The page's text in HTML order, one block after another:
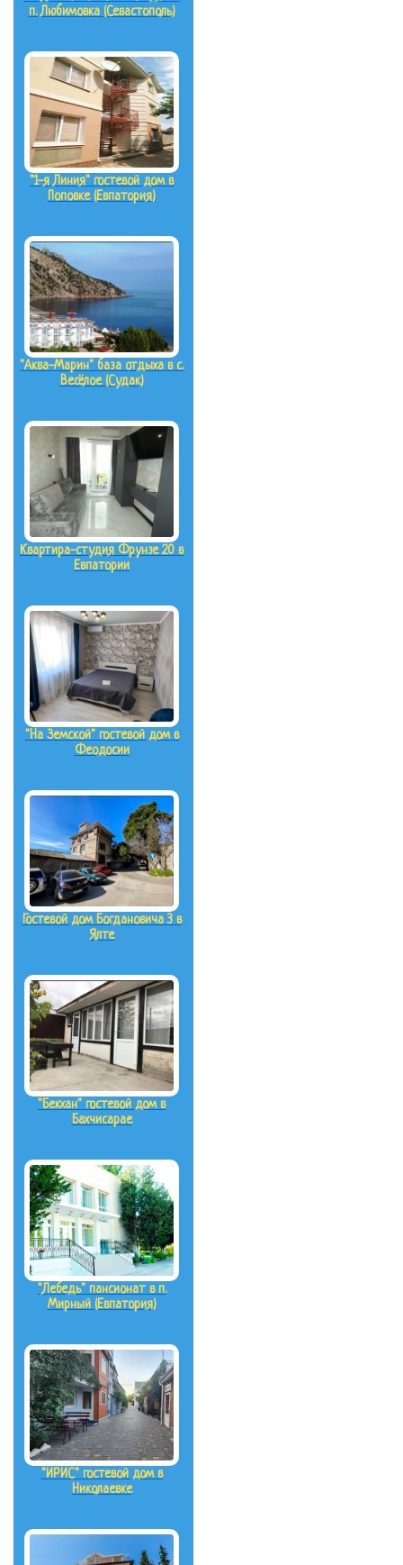
п. Любимовка (Севастополь)
"1-я Линия" гостевой дом в
Поповке (Евпатория)
"Аква-Марин" база отдыха в с.
Весёлое (Судак)
Квартира-студия Фрунзе 20 в
Евпатории
"На Земской" гостевой дом в
Феодосии
Гостевой дом Богдановича 3 в
Ялте
"Бекхан" гостевой дом в
Бахчисарае
"Лебедь" пансионат в п.
Мирный (Евпатория)
"ИРИС" гостевой дом в
Николаевке